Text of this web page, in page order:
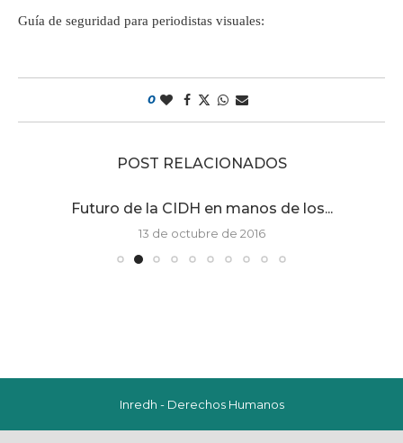
Guía de seguridad para periodistas visuales:
0
POST RELACIONADOS
Futuro de la CIDH en manos de los...
13 de octubre de 2016
Inredh - Derechos Humanos